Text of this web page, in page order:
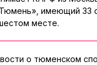
имеющий 33
месте.
о тюменском